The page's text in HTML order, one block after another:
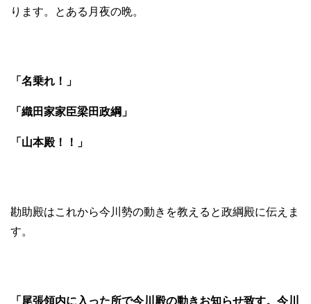
ります。とある月夜の晩。
「名乗れ！」
「織田家家臣梁田政綱」
「山本殿！！」
勘助殿はこれから今川勢の動きを教えると政綱殿に伝えま
す。
「尾張領内に入った所で今川殿の動きお知らせ致す。今川